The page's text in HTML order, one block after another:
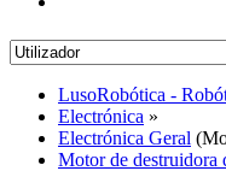
LusoRobótica -
Electrónica »
Electrónica Geral
Motor de destruidora